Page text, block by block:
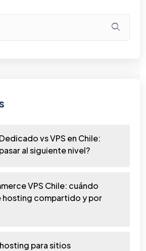
vs VPS en Chile:
al siguiente nivel?
VPS Chile: cuándo
hosting compartido y por
para sitios